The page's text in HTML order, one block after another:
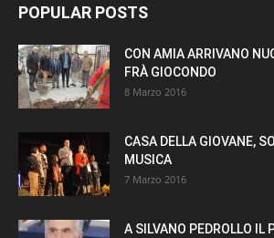
POPULAR POSTS
CON AMIA ARRIVANO
FRÀ GIOCONDO
8 Marzo 2016
CASA DELLA GIOVANE,
MUSICA
7 Marzo 2016
A SILVANO PEDROLLO IL